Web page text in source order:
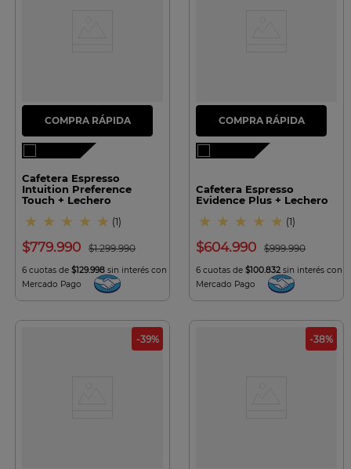
Cafetera Espresso
Intuition Preference
Touch + Lechero
★ ★ ★ ★ ★ (1)
$1.299.990
$779.990
6 cuotas de $129.998 sin interés con
Mercado Pago
Cafetera Espresso
Evidence Plus + Lechero
★ ★ ★ ★ ★ (1)
$999.990
$604.990
6 cuotas de $100.832 sin interés con
Mercado Pago
-39% -38%